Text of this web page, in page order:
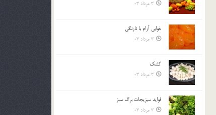
3 مرداد 03
خوابي آرام با نارنگي
3 مرداد 03
کشک
3 مرداد 03
فوايد سبزيجات برگ سبز
3 مرداد 03